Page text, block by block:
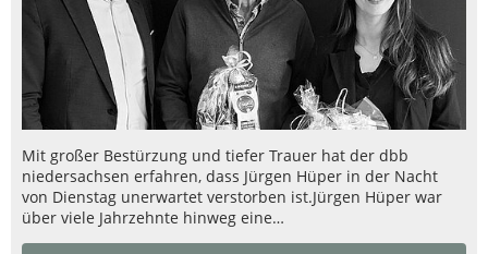
Mit großer Bestürzung und tiefer Trauer hat der dbb
niedersachsen erfahren, dass Jürgen Hüper in der Nacht
von Dienstag unerwartet verstorben ist.Jürgen Hüper war
über viele Jahrzehnte hinweg eine…